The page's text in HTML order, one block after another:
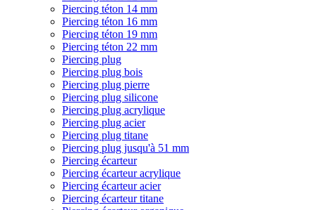
Piercing téton 14 mm
Piercing téton 16 mm
Piercing téton 19 mm
Piercing téton 22 mm
Piercing plug
Piercing plug bois
Piercing plug pierre
Piercing plug silicone
Piercing plug acrylique
Piercing plug acier
Piercing plug titane
Piercing plug jusqu'à 51 mm
Piercing écarteur
Piercing écarteur acrylique
Piercing écarteur acier
Piercing écarteur titane